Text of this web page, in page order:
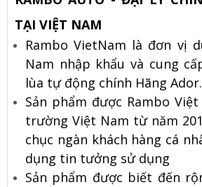
TẠI VIỆT NAM
Rambo VietNam là đơn vị
Nam nhập khẩu và cung
lùa tự động chính Hãng Ador.
Sản phẩm được Rambo
trường Việt Nam từ năm
chục ngàn khách hàng cá
dụng tin tưởng sử dụng
Sản phẩm được biết đến